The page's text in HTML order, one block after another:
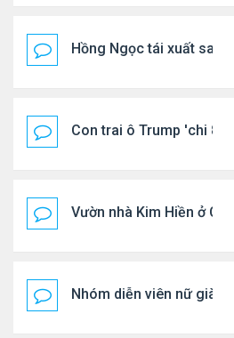
Hồng Ngọc tái xuất sau
Con trai ô Trump 'chi
Vườn nhà Kim Hiền ở
Nhóm diễn viên nữ giàu